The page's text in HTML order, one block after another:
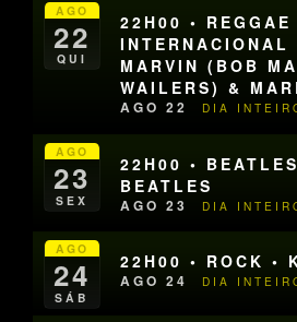
AGO
22
QUI
22H00 • REGGAE
INTERNACIONAL
MARVIN (BOB
WAILERS) &
AGO 22 DIA
AGO
23
SEX
22H00 •
BEATLES
AGO 23 DIA
AGO
24
SÁB
22H00 • ROCK •
AGO 24 DIA